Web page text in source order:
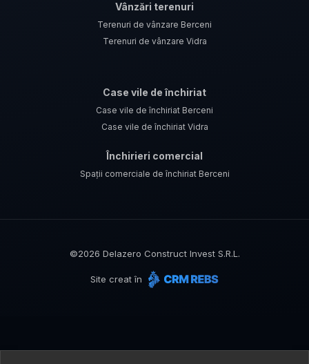
Vânzări terenuri
Terenuri de vânzare Berceni
Terenuri de vânzare Vidra
Case vile de închiriat
Case vile de închiriat Berceni
Case vile de închiriat Vidra
Închirieri comercial
Spații comerciale de închiriat Berceni
©2026 Delazero Construct Invest S.R.L.
Site creat în